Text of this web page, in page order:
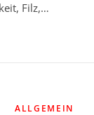
Filz,…
ALLGEMEIN